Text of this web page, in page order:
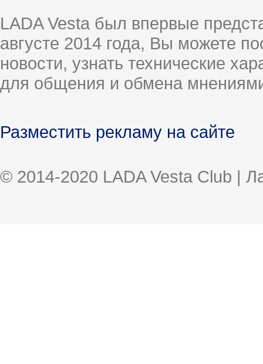
LADA Vesta был впервые
августе 2014 года, Вы можете
новости, узнать технические
для общения и обмена
Разместить рекламу на сайте
© 2014-2020 LADA Vesta Club |